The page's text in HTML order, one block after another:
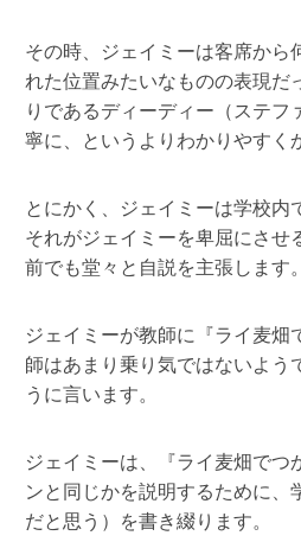
その時、ジェイミーは客席から
れた位置みたいなものの表現だ
りであるディーディー（ステ
寧に、というよりわかりやすく
とにかく、ジェイミーは学校内
それがジェイミーを卑屈にさせ
前でも堂々と自説を主張します。
ジェイミーが教師に『ライ麦畑
師はあまり乗り気ではないよう
うに言います。
ジェイミーは、『ライ麦畑で
ンと同じかを説明するために、
だと思う）を書き綴ります。